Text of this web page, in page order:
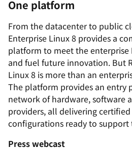
One platform
From the datacenter to public
Enterprise Linux 8 provides a
platform to meet the enterprise
and fuel future innovation. But
Linux 8 is more than an
The platform provides an entry
network of hardware, software
providers, all delivering
configurations ready to
Press webcast